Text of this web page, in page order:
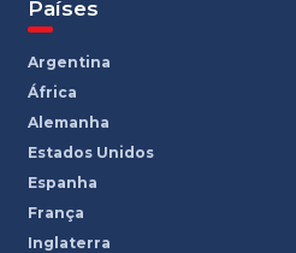
Países
Argentina
África
Alemanha
Estados Unidos
Espanha
França
Inglaterra